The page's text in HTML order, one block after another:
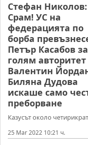
Стефан Николов:
Срам! УС на
федерацията по
борба
Петър Касабов
голям авторитет
Валентин
Биляна Дудова
искаше само
преборване
Казусът около
25 Mar 2022 10:21 ч.